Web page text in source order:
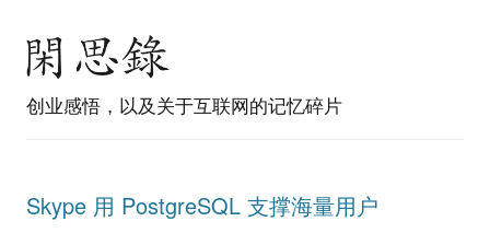
创业感悟，以及关于互联网的记忆碎片
Skype 用 PostgreSQL 支撑海量用户